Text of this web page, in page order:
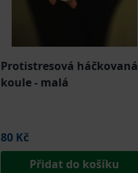
Protistresová háčkovaná
koule - malá
80 Kč
Přidat do košíku